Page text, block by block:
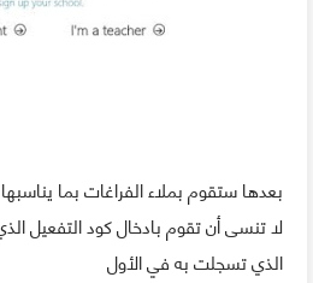
بعدها ستقوم بملاء الفراغات بما
لا تنسى أن تقوم بادخال كود التفعيل
الذي تسجلت به في الأول